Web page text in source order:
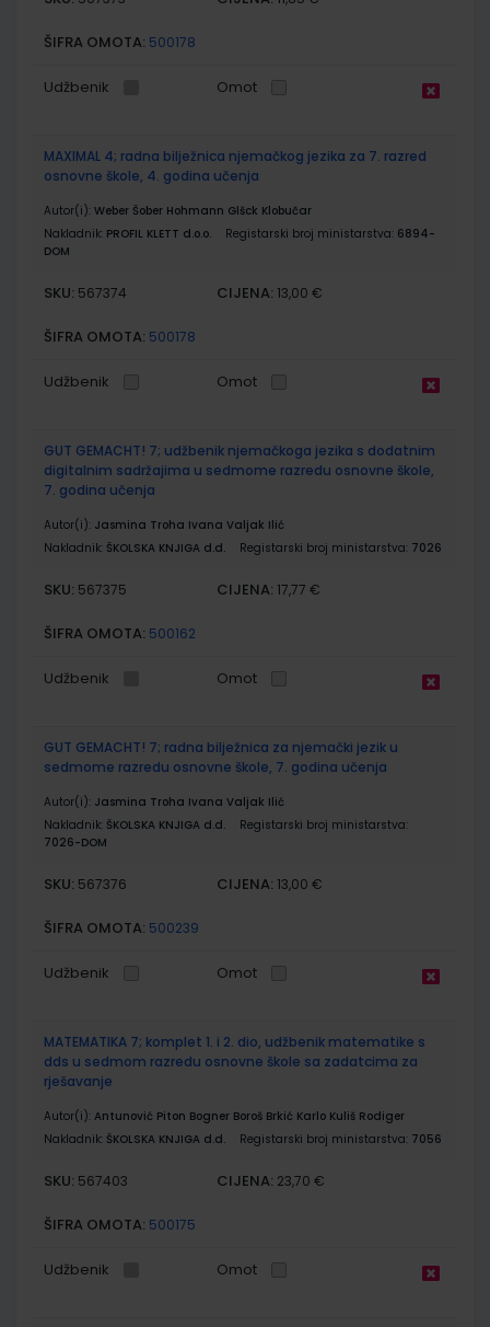
ŠIFRA OMOTA: 500178
Udžbenik Omot
MAXIMAL 4; radna bilježnica njemačkog jezika za 7. razred
osnovne škole, 4. godina učenja
Autor(i): Weber Šober Hohmann Glšck Klobučar
Nakladnik: PROFIL KLETT d.o.o. Registarski broj ministarstva: 6894-
DOM
SKU: 567374 CIJENA: 13,00 €
ŠIFRA OMOTA: 500178
Udžbenik Omot
GUT GEMACHT! 7; udžbenik njemačkoga jezika s dodatnim
digitalnim sadržajima u sedmome razredu osnovne škole,
7. godina učenja
Autor(i): Jasmina Troha Ivana Valjak Ilić
Nakladnik: ŠKOLSKA KNJIGA d.d. Registarski broj ministarstva: 7026
SKU: 567375 CIJENA: 17,77 €
ŠIFRA OMOTA: 500162
Udžbenik Omot
GUT GEMACHT! 7; radna bilježnica za njemački jezik u
sedmome razredu osnovne škole, 7. godina učenja
Autor(i): Jasmina Troha Ivana Valjak Ilić
Nakladnik: ŠKOLSKA KNJIGA d.d.
Registarski broj ministarstva:
7026-DOM
SKU: 567376 CIJENA: 13,00 €
ŠIFRA OMOTA: 500239
Udžbenik Omot
MATEMATIKA 7; komplet 1. i 2. dio, udžbenik matematike s
dds u sedmom razredu osnovne škole sa zadatcima za
rješavanje
Autor(i): Antunović Piton Bogner Boroš Brkić Karlo Kuliš Rodiger
Nakladnik: ŠKOLSKA KNJIGA d.d. Registarski broj ministarstva: 7056
SKU: 567403 CIJENA: 23,70 €
ŠIFRA OMOTA: 500175
Udžbenik Omot